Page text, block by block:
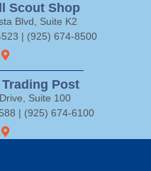
Scout Shop
Blvd, Suite K2
| (925) 674-8500
Post
Suite 100
| (925) 674-6100